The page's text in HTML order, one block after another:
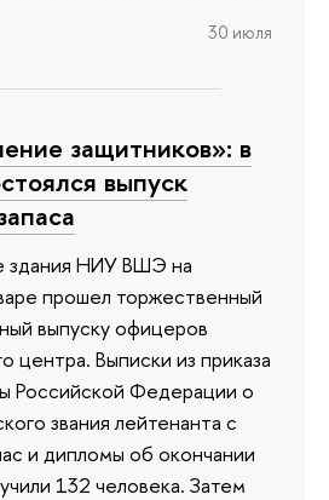
30 июля
защитников»: в
выпуск
здания НИУ ВШЭ на
прошел торжественный
выпуску офицеров
центра. Выписки из приказа
Российской Федерации о
звания лейтенанта с
и дипломы об окончании
132 человека. Затем